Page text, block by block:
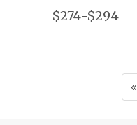
$274-$294
«